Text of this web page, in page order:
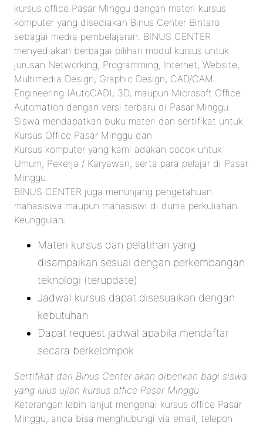
kursus office Pasar Minggu dengan materi kursus
komputer yang disediakan Binus Center Bintaro
sebagai media pembelajaran. BINUS CENTER
menyediakan berbagai pilihan modul kursus untuk
jurusan Networking, Programming, Internet, Website,
Multimedia Design, Graphic Design, CAD/CAM
Engineering (AutoCAD), 3D, maupun Microsoft Office
Automation dengan versi terbaru di Pasar Minggu.
Siswa mendapatkan buku materi dan sertifikat untuk
Kursus Office Pasar Minggu dan
Kursus komputer yang kami adakan cocok untuk
Umum, Pekerja / Karyawan, serta para pelajar di Pasar
Minggu.
BINUS CENTER juga menunjang pengetahuan
mahasiswa maupun mahasiswi di dunia perkuliahan.
Keunggulan:
Materi kursus dan pelatihan yang
disampaikan sesuai dengan perkembangan
teknologi (terupdate)
Jadwal kursus dapat disesuaikan dengan
kebutuhan
Dapat request jadwal apabila mendaftar
secara berkelompok
Sertifikat dari Binus Center akan diberikan bagi siswa
yang lulus ujian kursus office Pasar Minggu.
Keterangan lebih lanjut mengenai kursus office Pasar
Minggu, anda bisa menghubungi via email, telepon